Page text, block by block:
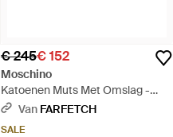
€ 245€ 152
Moschino
Katoenen Muts Met Omslag -
Zwart
Van FARFETCH
SALE